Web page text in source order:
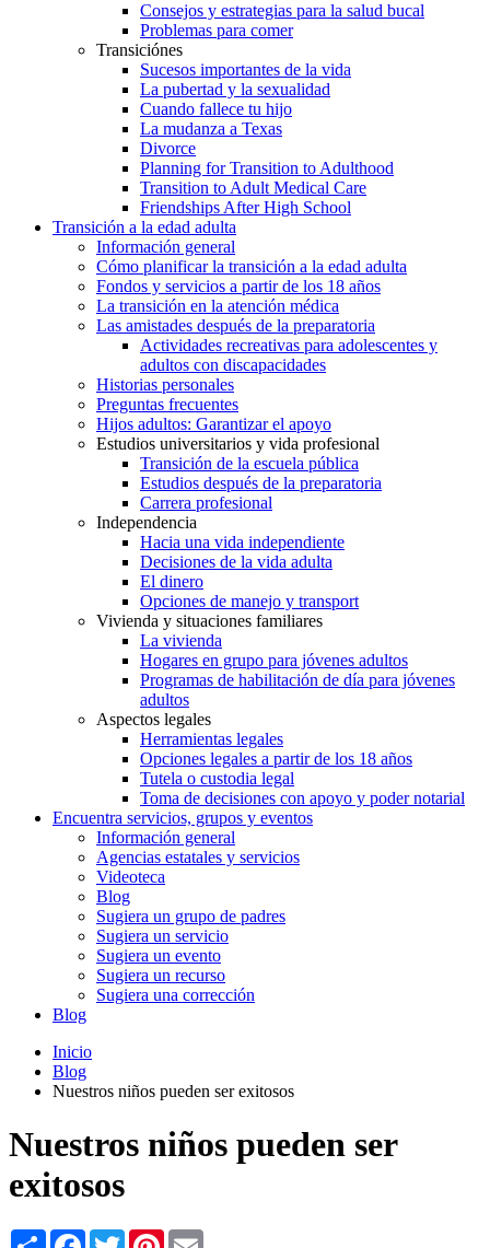
Consejos y estrategias para la salud bucal
Problemas para comer
Transiciónes
Sucesos importantes de la vida
La pubertad y la sexualidad
Cuando fallece tu hijo
La mudanza a Texas
Divorce
Planning for Transition to Adulthood
Transition to Adult Medical Care
Friendships After High School
Transición a la edad adulta
Información general
Cómo planificar la transición a la edad adulta
Fondos y servicios a partir de los 18 años
La transición en la atención médica
Las amistades después de la preparatoria
Actividades recreativas para adolescentes y
adultos con discapacidades
Historias personales
Preguntas frecuentes
Hijos adultos: Garantizar el apoyo
Estudios universitarios y vida profesional
Transición de la escuela pública
Estudios después de la preparatoria
Carrera profesional
Independencia
Hacia una vida independiente
Decisiones de la vida adulta
El dinero
Opciones de manejo y transport
Vivienda y situaciones familiares
La vivienda
Hogares en grupo para jóvenes adultos
Programas de habilitación de día para jóvenes
adultos
Aspectos legales
Herramientas legales
Opciones legales a partir de los 18 años
Tutela o custodia legal
Toma de decisiones con apoyo y poder notarial
Encuentra servicios, grupos y eventos
Información general
Agencias estatales y servicios
Videoteca
Blog
Sugiera un grupo de padres
Sugiera un servicio
Sugiera un evento
Sugiera un recurso
Sugiera una corrección
Blog
Inicio
Blog
Nuestros niños pueden ser exitosos
Nuestros niños pueden ser
exitosos
Share Facebook
TwitterPinterest